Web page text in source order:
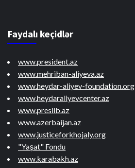
Faydalı keçidlər
www.president.az
www.mehriban-aliyeva.az
www.heydar-aliyev-foundation.org
www.heydaraliyevcenter.az
www.preslib.az
www.azerbaijan.az
www.justiceforkhojaly.org
"Yaşat" Fondu
www.karabakh.az